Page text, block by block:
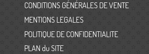
CONDITIONS GÉNÉRALES DE VENTE
MENTIONS LEGALES
POLITIQUE DE CONFIDENTIALITE
PLAN du SITE